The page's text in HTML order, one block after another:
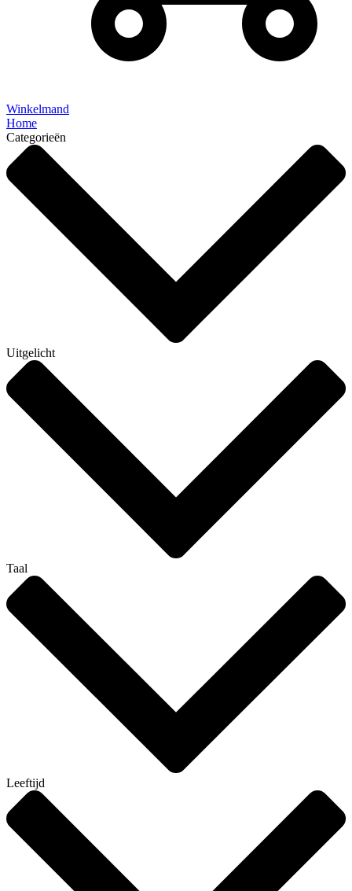
Winkelmand
Home
Categorieën
Uitgelicht
Taal
Leeftijd